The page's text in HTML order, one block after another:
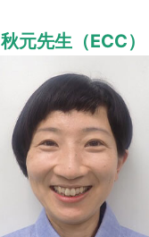
秋元先生（ECC）